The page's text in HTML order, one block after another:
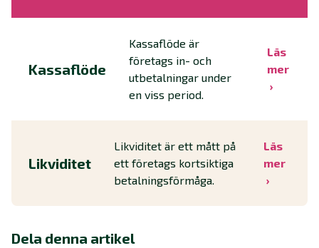
Kassaflöde
Kassaflöde är
företags in- och
utbetalningar under
en viss period.
Läs
mer
Likviditet
Likviditet är ett mått på
ett företags kortsiktiga
betalningsförmåga.
Läs
mer
Dela denna artikel